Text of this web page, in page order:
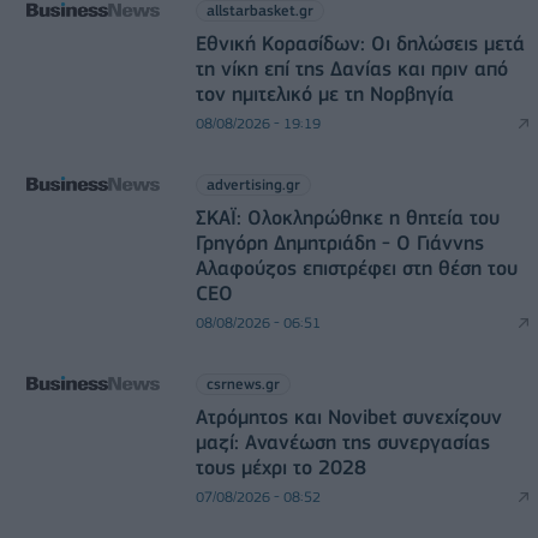
allstarbasket.gr
Εθνική Κορασίδων: Οι δηλώσεις μετά
τη νίκη επί της Δανίας και πριν από
τον ημιτελικό με τη Νορβηγία
08/08/2026 - 19:19
advertising.gr
ΣΚΑΪ: Ολοκληρώθηκε η θητεία του
Γρηγόρη Δημητριάδη - Ο Γιάννης
Αλαφούζος επιστρέφει στη θέση του
CEO
08/08/2026 - 06:51
csrnews.gr
Ατρόμητος και Novibet συνεχίζουν
μαζί: Ανανέωση της συνεργασίας
τους μέχρι το 2028
07/08/2026 - 08:52